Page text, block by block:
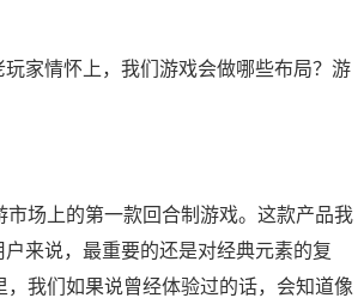
家情怀上，我们游戏会做哪些布局？游
场上的第一款回合制游戏。这款产品我
来说，最重要的还是对经典元素的复
我们如果说曾经体验过的话，会知道像